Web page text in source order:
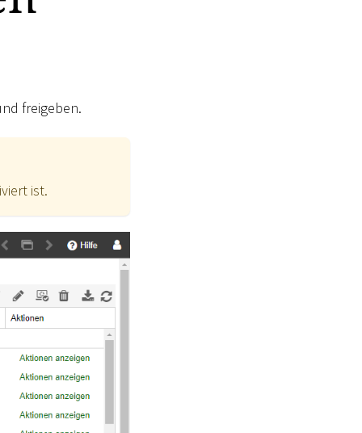
freigeben.
ist.